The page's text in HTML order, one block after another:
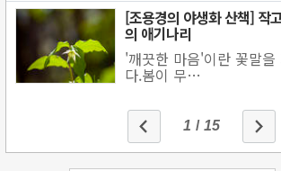
[조용경의 야생화 산책] 작
의 애기나리
'깨끗한 마음'이란 꽃말을
다.봄이 무…
1 / 15